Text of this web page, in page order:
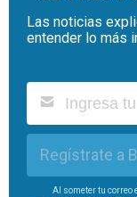
Las noticias
entender lo más
Regístrate a
Al someter tu correo